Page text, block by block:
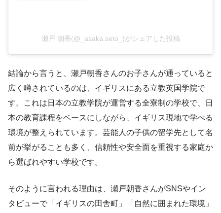
瀬戸 朝香(@_asaka.seto_)がシェアした投稿
結論から言うと、瀬戸朝香さんのお子さんが通っていると
広く噂されているのは、イギリスにある立教英国学院で
す。これは日本の立教学院が運営する全寮制の学校で、日
本の教育課程をベースにしながら、イギリス現地で学べる
環境が整えられています。芸能人の子供の留学先として名
前が挙がることも多く、信頼性や安全面を重視する家庭か
ら選ばれやすい学校です。
そのように言われる理由は、瀬戸朝香さんがSNSやイン
タビューで「イギリスの田舎町」「自然に囲まれた環境」